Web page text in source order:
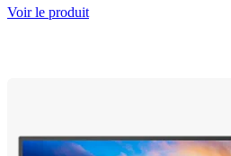
Voir le produit